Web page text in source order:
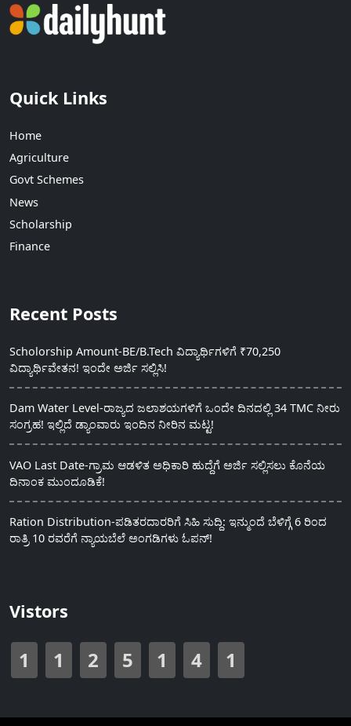
Quick Links
Home
Agriculture
Govt Schemes
News
Scholarship
Finance
Recent Posts
Scholorship Amount-BE/B.Tech ವಿದ್ಯಾರ್ಥಿಗಳಿಗೆ ₹70,250
ವಿದ್ಯಾರ್ಥಿವೇತನ! ಇಂದೇ ಅರ್ಜಿ ಸಲ್ಲಿಸಿ!
Dam Water Level-ರಾಜ್ಯದ ಜಲಾಶಯಗಳಿಗೆ ಒಂದೇ ದಿನದಲ್ಲಿ 34 TMC ನೀರು
ಸಂಗ್ರಹ! ಇಲ್ಲಿದೆ ಡ್ಯಾಂವಾರು ಇಂದಿನ ನೀರಿನ ಮಟ್ಟ!
VAO Last Date-ಗ್ರಾಮ ಆಡಳಿತ ಅಧಿಕಾರಿ ಹುದ್ದೆಗೆ ಅರ್ಜಿ ಸಲ್ಲಿಸಲು ಕೊನೆಯ
ದಿನಾಂಕ ಮುಂದೂಡಿಕೆ!
Ration Distribution-ಪಡಿತರದಾರರಿಗೆ ಸಿಹಿ ಸುದ್ದಿ: ಇನ್ಮುಂದೆ ಬೆಳಿಗ್ಗೆ 6 ರಿಂದ
ರಾತ್ರಿ 10 ರವರೆಗೆ ನ್ಯಾಯಬೆಲೆ ಅಂಗಡಿಗಳು ಓಪನ್!
Vistors
1 1 2 5 1 4 1